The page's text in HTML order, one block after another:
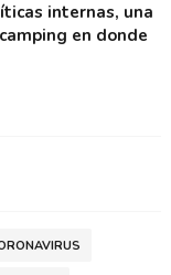
internas, una
en donde